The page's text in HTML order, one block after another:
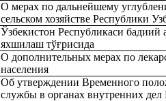
О мерах по дальнейшему
сельском хозяйстве Республики
Ўзбекистон Республикаси бадиий
яхшилаш тўғрисида
О дополнительных мерах по
населения
Об утверждении Временного
службы в органах внутренних дел